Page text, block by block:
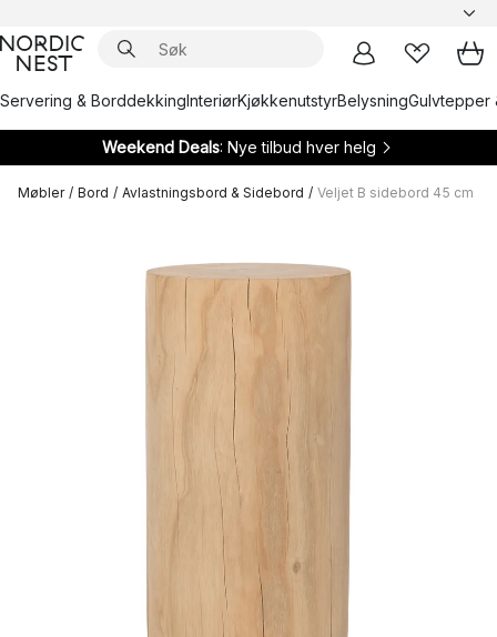
Servering & BorddekkingInteriørKjøkkenutstyrBelysningGulvtepper
Weekend Deals: Nye tilbud hver helg
Møbler / Bord / Avlastningsbord & Sidebord / Veljet B sidebord 45 cm